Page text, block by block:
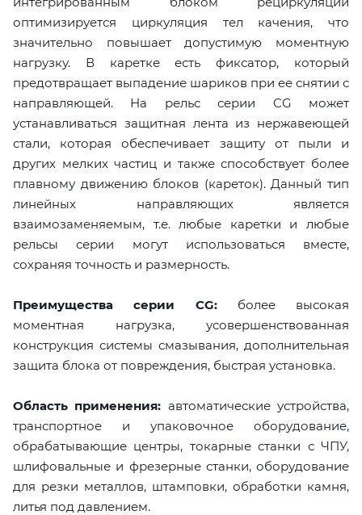
оптимизируется циркуляция тел качения, что
значительно повышает допустимую моментную
нагрузку. В каретке есть фиксатор, который
предотвращает выпадение шариков при ее снятии с
направляющей. На рельс серии CG может
устанавливаться защитная лента из нержавеющей
стали, которая обеспечивает защиту от пыли и
других мелких частиц и также способствует более
плавному движению блоков (кареток). Данный тип
линейных направляющих является
взаимозаменяемым, т.е. любые каретки и любые
рельсы серии могут использоваться вместе,
сохраняя точность и размерность.
Преимущества серии CG:более высокая
моментная нагрузка, усовершенствованная
конструкция системы смазывания, дополнительная
защита блока от повреждения, быстрая установка.
Область применения: автоматические устройства,
транспортное и упаковочное оборудование,
обрабатывающие центры, токарные станки с ЧПУ,
шлифовальные и фрезерные станки, оборудование
для резки металлов, штамповки, обработки камня,
литья под давлением.